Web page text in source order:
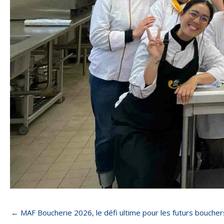
← MAF Boucherie 2026, le défi ultime pour les futurs